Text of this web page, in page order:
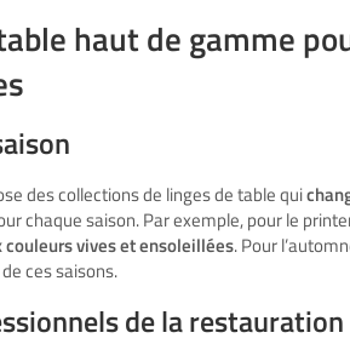
haut de gamme
des collections de linges de table qui
chaque saison. Par exemple, pour le
couleurs vives et ensoleillées. Pour
ces saisons.
de la restauration